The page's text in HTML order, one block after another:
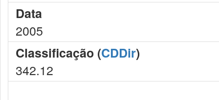
Data
2005
Classificação (CDDir)
342.12